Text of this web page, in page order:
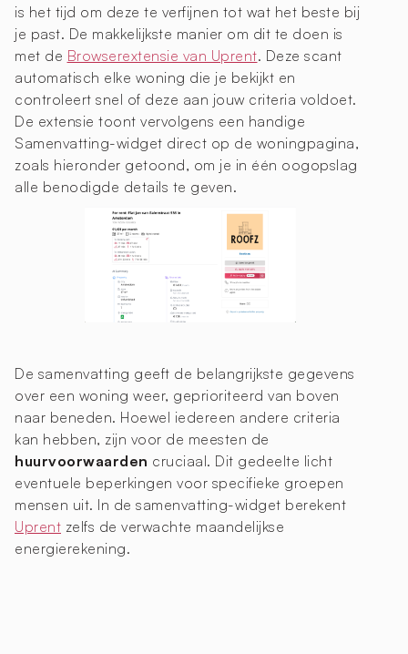
is het tijd om deze te verfijnen tot wat het beste bij
je past. De makkelijkste manier om dit te doen is
met de Browserextensie van Uprent. Deze scant
automatisch elke woning die je bekijkt en
controleert snel of deze aan jouw criteria voldoet.
De extensie toont vervolgens een handige
Samenvatting-widget direct op de woningpagina,
zoals hieronder getoond, om je in één oogopslag
alle benodigde details te geven.
De samenvatting geeft de belangrijkste gegevens
over een woning weer, geprioriteerd van boven
naar beneden. Hoewel iedereen andere criteria
kan hebben, zijn voor de meesten de
huurvoorwaarden cruciaal. Dit gedeelte licht
eventuele beperkingen voor specifieke groepen
mensen uit. In de samenvatting-widget berekent
Uprent zelfs de verwachte maandelijkse
energierekening.